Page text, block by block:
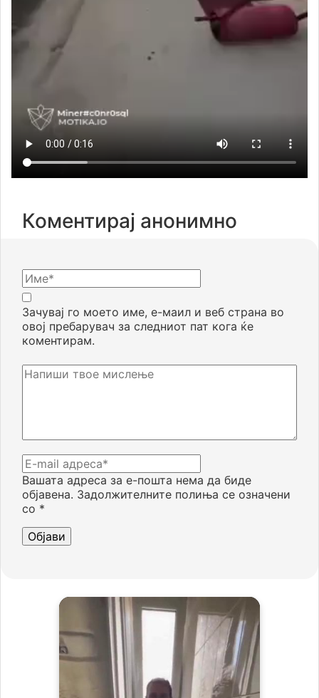
Коментирај анонимно
Вашата адреса за е-пошта нема да биде
објавена. Задолжителните полиња се означени
со *
Зачувај го моето име, е-маил и веб страна во
овој пребарувач за следниот пат кога ќе
коментирам.